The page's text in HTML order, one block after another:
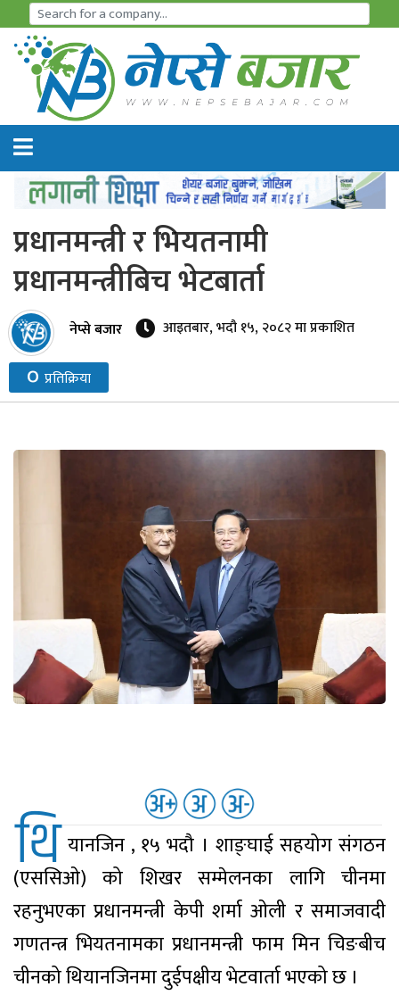
समाचार
अर्थतन्त्र
शेयर
आइ
पि
ओ
हाइड्रो
पावर
समाचार
वित्त
अन्य
प्रधानमन्त्री र भियतनामी
प्रधानमन्त्रीबिच भेटबार्ता
नेप्से बजार आइतबार, भदौ १५, २०८२ मा प्रकाशित
० प्रतिक्रिया
थि यानजिन , १५ भदौ । शाङ्घाई सहयोग संगठन
(एससिओ) को शिखर सम्मेलनका लागि चीनमा
रहनुभएका प्रधानमन्त्री केपी शर्मा ओली र समाजवादी
गणतन्त्र भियतनामका प्रधानमन्त्री फाम मिन चिङबीच
चीनको थियानजिनमा दुईपक्षीय भेटवार्ता भएको छ ।